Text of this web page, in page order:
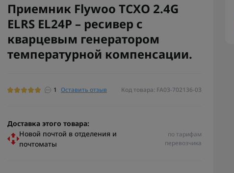
Приемник Flywoo TCXO 2.4G
ELRS EL24P – ресивер с
кварцевым генератором
температурной компенсации.
1 Оставить отзыв Код товара: FA03-702136-03
Доставка этого товара:
Новой почтой в отделения и
почтоматы
по тарифам
перевозчика